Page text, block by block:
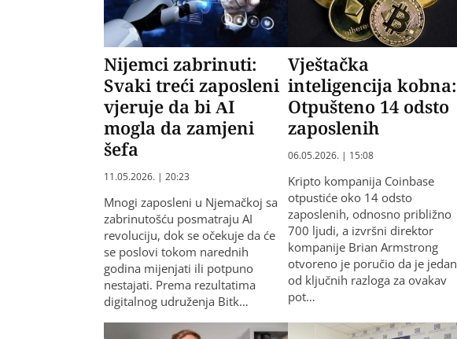
Nijemci zabrinuti:
Svaki treći zaposleni
vjeruje da bi AI
mogla da zamjeni
šefa
11.05.2026. | 20:23
Mnogi zaposleni u Njemačkoj sa
zabrinutošću posmatraju AI
revoluciju, dok se očekuje da će
se poslovi tokom narednih
godina mijenjati ili potpuno
nestajati. Prema rezultatima
digitalnog udruženja Bitk…
Vještačka
inteligencija kobna:
Otpušteno 14 odsto
zaposlenih
06.05.2026. | 15:08
Kripto kompanija Coinbase
otpustiće oko 14 odsto
zaposlenih, odnosno približno
700 ljudi, a izvršni direktor
kompanije Brian Armstrong
otvoreno je poručio da je jedan
od ključnih razloga za ovakav
pot…